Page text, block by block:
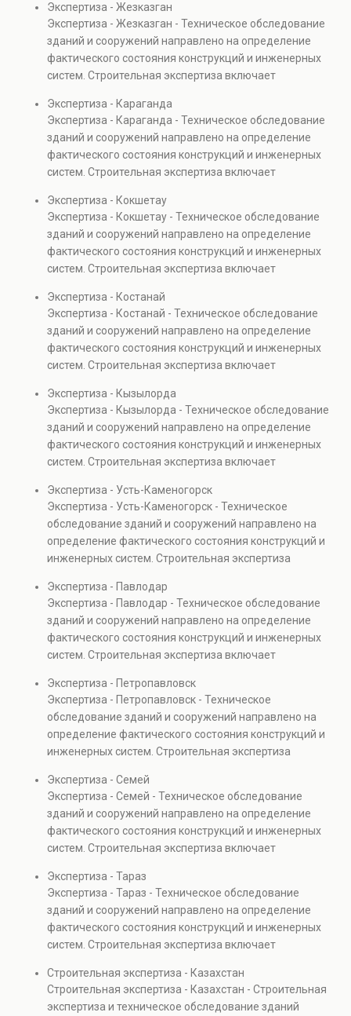
элементов и оценку эксплуатационной безопасности.
Услуга востребована при покупке недвижимости,
капитальном ремонте и реконструкции объектов, а
также при судебных разбирательствах и технических
проверках.
Экспертиза - Жезказган
Экспертиза - Жезказган - Техническое обследование
зданий и сооружений направлено на определение
фактического состояния конструкций и инженерных
систем. Строительная экспертиза включает
элементов и оценку эксплуатационной безопасности.
Услуга востребована при покупке недвижимости,
капитальном ремонте и реконструкции объектов, а
также при судебных разбирательствах и технических
проверках.
Экспертиза - Караганда
Экспертиза - Караганда - Техническое обследование
зданий и сооружений направлено на определение
фактического состояния конструкций и инженерных
систем. Строительная экспертиза включает
элементов и оценку эксплуатационной безопасности.
Услуга востребована при покупке недвижимости,
капитальном ремонте и реконструкции объектов, а
также при судебных разбирательствах и технических
проверках.
Экспертиза - Кокшетау
Экспертиза - Кокшетау - Техническое обследование
зданий и сооружений направлено на определение
фактического состояния конструкций и инженерных
систем. Строительная экспертиза включает
элементов и оценку эксплуатационной безопасности.
Услуга востребована при покупке недвижимости,
капитальном ремонте и реконструкции объектов, а
также при судебных разбирательствах и технических
проверках.
Экспертиза - Костанай
Экспертиза - Костанай - Техническое обследование
зданий и сооружений направлено на определение
фактического состояния конструкций и инженерных
систем. Строительная экспертиза включает
элементов и оценку эксплуатационной безопасности.
Услуга востребована при покупке недвижимости,
капитальном ремонте и реконструкции объектов, а
также при судебных разбирательствах и технических
проверках.
Экспертиза - Кызылорда
Экспертиза - Кызылорда - Техническое обследование
зданий и сооружений направлено на определение
фактического состояния конструкций и инженерных
систем. Строительная экспертиза включает
элементов и оценку эксплуатационной безопасности.
Услуга востребована при покупке недвижимости,
капитальном ремонте и реконструкции объектов, а
также при судебных разбирательствах и технических
проверках.
Экспертиза - Усть-Каменогорск
Экспертиза - Усть-Каменогорск - Техническое
обследование зданий и сооружений направлено на
определение фактического состояния конструкций и
инженерных систем. Строительная экспертиза
прочности элементов и оценку эксплуатационной
безопасности. Услуга востребована при покупке
недвижимости, капитальном ремонте и реконструкции
объектов, а также при судебных разбирательствах и
технических проверках.
Экспертиза - Павлодар
Экспертиза - Павлодар - Техническое обследование
зданий и сооружений направлено на определение
фактического состояния конструкций и инженерных
систем. Строительная экспертиза включает
элементов и оценку эксплуатационной безопасности.
Услуга востребована при покупке недвижимости,
капитальном ремонте и реконструкции объектов, а
также при судебных разбирательствах и технических
проверках.
Экспертиза - Петропавловск
Экспертиза - Петропавловск - Техническое
обследование зданий и сооружений направлено на
определение фактического состояния конструкций и
инженерных систем. Строительная экспертиза
прочности элементов и оценку эксплуатационной
безопасности. Услуга востребована при покупке
недвижимости, капитальном ремонте и реконструкции
объектов, а также при судебных разбирательствах и
технических проверках.
Экспертиза - Семей
Экспертиза - Семей - Техническое обследование
зданий и сооружений направлено на определение
фактического состояния конструкций и инженерных
систем. Строительная экспертиза включает
элементов и оценку эксплуатационной безопасности.
Услуга востребована при покупке недвижимости,
капитальном ремонте и реконструкции объектов, а
также при судебных разбирательствах и технических
проверках.
Экспертиза - Тараз
Экспертиза - Тараз - Техническое обследование
зданий и сооружений направлено на определение
фактического состояния конструкций и инженерных
систем. Строительная экспертиза включает
элементов и оценку эксплуатационной безопасности.
Услуга востребована при покупке недвижимости,
Строительная экспертиза - Казахстан
Строительная экспертиза - Казахстан - Строительная
экспертиза и техническое обследование зданий